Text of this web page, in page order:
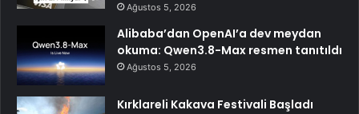
Ağustos 5, 2026
Alibaba’dan OpenAI’a dev meydan
okuma: Qwen3.8-Max resmen tanıtıldı
Ağustos 5, 2026
Kırklareli Kakava Festivali Başladı